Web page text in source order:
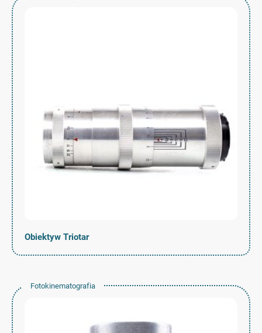
Obiektyw Triotar
Fotokinematografia